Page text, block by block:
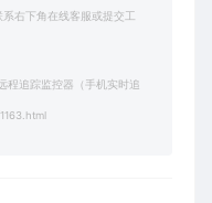
右下角在线客服或提交工
程追踪监控器（手机实时追